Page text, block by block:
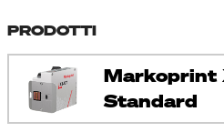
PRODOTTI
Markoprint
Standard